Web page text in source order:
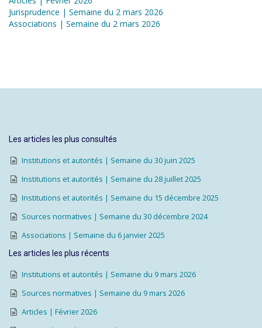
Jurisprudence | Semaine du 2 mars 2026
Associations | Semaine du 2 mars 2026
Les articles les plus consultés
Institutions et autorités | Semaine du 30 juin 2025
Institutions et autorités | Semaine du 28 juillet 2025
Institutions et autorités | Semaine du 15 décembre 2025
Sources normatives | Semaine du 30 décembre 2024
Associations | Semaine du 6 janvier 2025
Les articles les plus récents
Institutions et autorités | Semaine du 9 mars 2026
Sources normatives | Semaine du 9 mars 2026
Articles | Février 2026